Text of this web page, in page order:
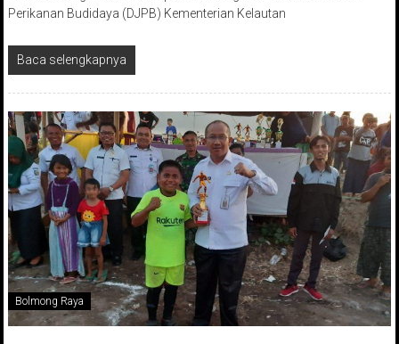
Perikanan Budidaya (DJPB) Kementerian Kelautan
Baca selengkapnya
Bolmong Raya